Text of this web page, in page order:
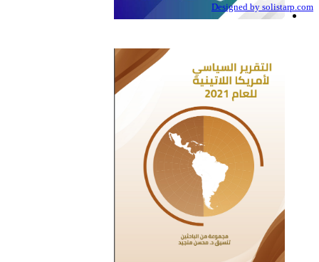
Designed by solistarp.com